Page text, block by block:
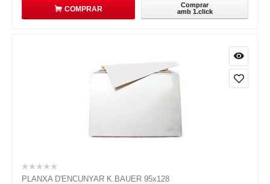
COMPRAR
Comprar
amb 1.click
PLANXA D'ENCUNYAR K.BAUER 95x128